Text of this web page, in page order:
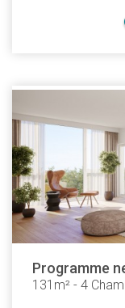
Programme
131m² - 4